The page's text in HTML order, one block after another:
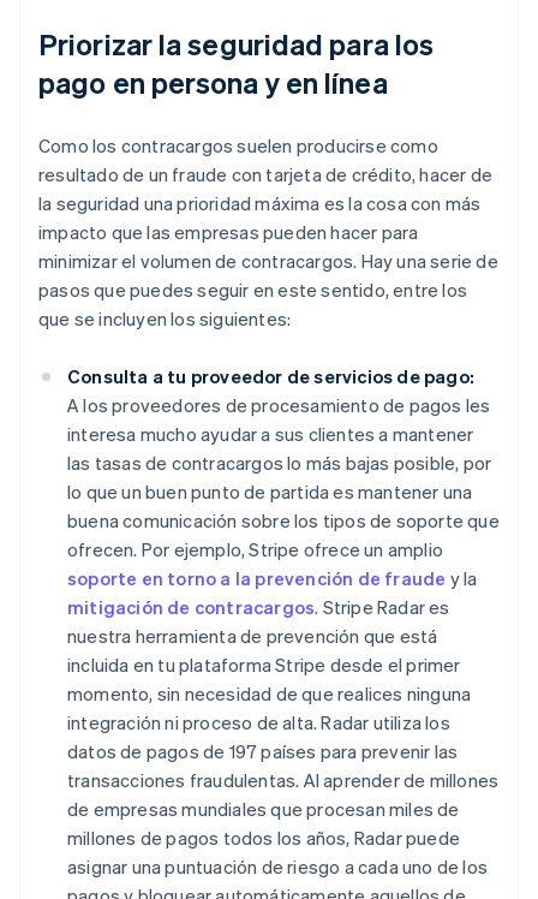
Priorizar la seguridad para los
pago en persona y en línea
Como los contracargos suelen producirse como
resultado de un fraude con tarjeta de crédito, hacer de
la seguridad una prioridad máxima es la cosa con más
impacto que las empresas pueden hacer para
minimizar el volumen de contracargos. Hay una serie de
pasos que puedes seguir en este sentido, entre los
que se incluyen los siguientes:
Consulta a tu proveedor de servicios de pago:
A los proveedores de procesamiento de pagos les
interesa mucho ayudar a sus clientes a mantener
las tasas de contracargos lo más bajas posible, por
lo que un buen punto de partida es mantener una
buena comunicación sobre los tipos de soporte que
ofrecen. Por ejemplo, Stripe ofrece un amplio
soporte en torno a la prevención de fraude y la
mitigación de contracargos. Stripe Radar es
nuestra herramienta de prevención que está
incluida en tu plataforma Stripe desde el primer
momento, sin necesidad de que realices ninguna
integración ni proceso de alta. Radar utiliza los
datos de pagos de 197 países para prevenir las
transacciones fraudulentas. Al aprender de millones
de empresas mundiales que procesan miles de
millones de pagos todos los años, Radar puede
asignar una puntuación de riesgo a cada uno de los